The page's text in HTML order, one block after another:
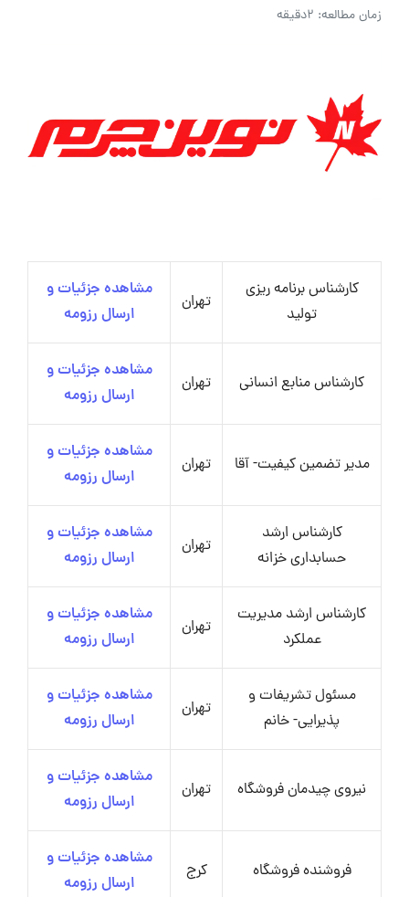
زمان مطالعه: 2دقیقه
کارشناس برنامه ریزی
تولید
تهران
مشاهده جزئیات و
ارسال رزومه
کارشناس منابع انسانی تهران
مشاهده جزئیات و
ارسال رزومه
مدیر تضمین کیفیت- آقا تهران
مشاهده جزئیات و
ارسال رزومه
کارشناس ارشد
حسابداری خزانه
تهران
مشاهده جزئیات و
ارسال رزومه
کارشناس ارشد مدیریت
عملکرد
تهران
مشاهده جزئیات و
ارسال رزومه
مسئول تشریفات و
پذیرایی- خانم
تهران
مشاهده جزئیات و
ارسال رزومه
نیروی چیدمان فروشگاه تهران
مشاهده جزئیات و
ارسال رزومه
فروشنده فروشگاه کرج
مشاهده جزئیات و
ارسال رزومه